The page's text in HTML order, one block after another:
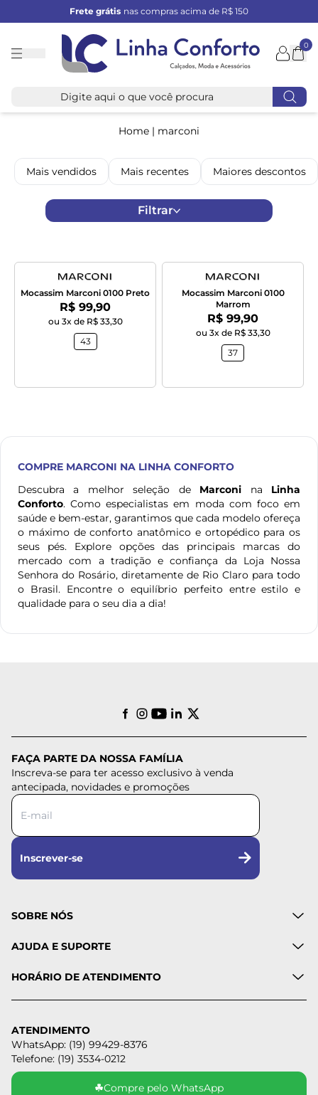
Frete grátis nas compras acima de R$ 150
Linha
0
Home | marconi
Mais vendidos Mais recentes Maiores descontos
Filtrar
Mocassim Marconi 0100 Preto
Por:
R$ 99,90
ou 3x de R$ 33,30
43
Mocassim Marconi 0100
Marrom
Por:
R$ 99,90
ou 3x de R$ 33,30
37
COMPRE MARCONI NA LINHA CONFORTO
Descubra a melhor seleção de Marconi na Linha
Conforto. Como especialistas em moda com foco em
saúde e bem-estar, garantimos que cada modelo ofereça
o máximo de conforto anatômico e ortopédico para os
seus pés. Explore opções das principais marcas do
mercado com a tradição e confiança da Loja Nossa
Senhora do Rosário, diretamente de Rio Claro para todo
o Brasil. Encontre o equilíbrio perfeito entre estilo e
qualidade para o seu dia a dia!
FAÇA PARTE DA NOSSA FAMÍLIA
Inscreva-se para ter acesso exclusivo à venda
antecipada, novidades e promoções
Inscrever-se
SOBRE NÓS
AJUDA E SUPORTE
HORÁRIO DE ATENDIMENTO
ATENDIMENTO
WhatsApp: (19) 99429-8376
Telefone: (19) 3534-0212
☘Compre pelo WhatsApp